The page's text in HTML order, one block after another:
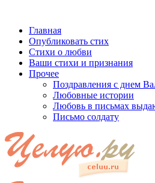
Главная
Опубликовать стих
Стихи о любви
Ваши стихи и признания
Прочее
Поздравления с днем
Любовные истории
Любовь в письмах
Письмо солдату